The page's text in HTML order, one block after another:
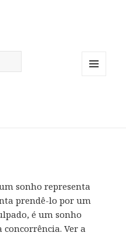
sonho representa
prendê-lo por um
é um sonho
Ver a